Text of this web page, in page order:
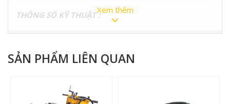
THÔNG SỐ KỸ THUẬT :
Model
RC20
Điện áp
220V
Xem thêm
SẢN PHẨM LIÊN QUAN